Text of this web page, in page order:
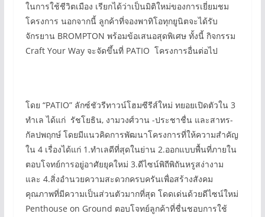
ในการใช้ชีวิตเมือง เรียกได้ว่าเป็นมิติใหม่ของการเยี่ยมชม
โครงการ นอกจากนี้ ลูกค้าที่จองพาทิโอทุกยูนิตจะได้รับ
จักรยาน BROMPTON พร้อมข้อเสนอสุดพิเศษ ทั้งนี้ กิจกรรม
Craft Your Way จะจัดขึ้นที่ PATIO โครงการอื่นต่อไป
โดย “PATIO” ลักซ์ชัวรีทาวน์โฮมซีรีส์ใหม่ ทยอยเปิดตัวใน 3
ทำเล ได้แก่ รัชโยธิน, งามวงศ์วาน -ประชาชื่น และสาทร-
กัลปพฤกษ์ โดยมีแนวคิดการพัฒนาโครงการที่ให้ความสำคัญ
ใน 4 เรื่องได้แก่ 1.ทำเลดีที่สุดในย่าน 2.ออกแบบพื้นที่ภายใน
ตอบโจทย์การอยู่อาศัยยุคใหม่ 3.ดีไซน์พิถีพิถันหรูสง่างาม
และ 4.สิ่งอำนวยความสะดวกครบครันเพื่อสร้างสังคม
คุณภาพที่มีความเป็นส่วนตัวมากที่สุด โดดเด่นด้วยดีไซน์ใหม่
Penthouse on Ground ตอบโจทย์ลูกค้าที่ชื่นชอบการใช้